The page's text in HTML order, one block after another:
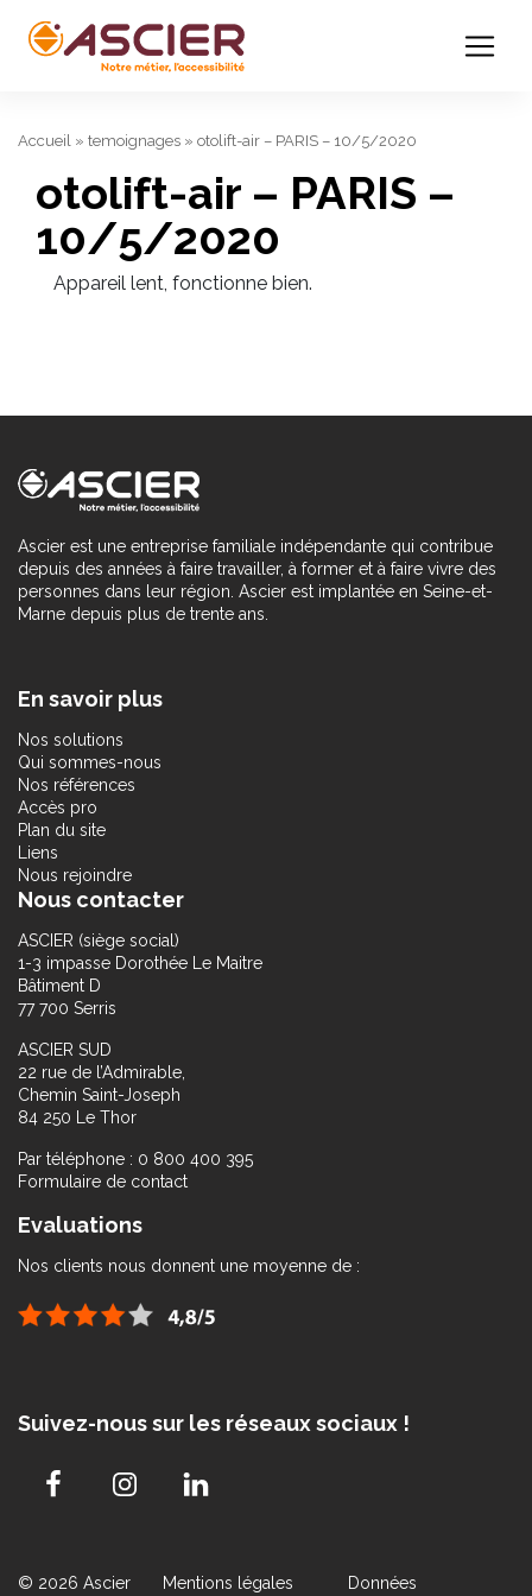
Accueil » temoignages » otolift-air – PARIS – 10/5/2020
otolift-air – PARIS –
10/5/2020
Appareil lent, fonctionne bien.
Ascier est une entreprise familiale indépendante qui contribue
depuis des années à faire travailler, à former et à faire vivre des
personnes dans leur région. Ascier est implantée en Seine-et-
Marne depuis plus de trente ans.
En savoir plus
Nos solutions
Qui sommes-nous
Nos références
Accès pro
Plan du site
Liens
Nous rejoindre
Nous contacter
ASCIER (siège social)
1-3 impasse Dorothée Le Maitre
Bâtiment D
77 700 Serris
ASCIER SUD
22 rue de l’Admirable,
Chemin Saint-Joseph
84 250 Le Thor
Par téléphone : 0 800 400 395
Formulaire de contact
Evaluations
Nos clients nous donnent une moyenne de :
Suivez-nous sur les réseaux sociaux !
© 2026 Ascier Mentions légales
Données